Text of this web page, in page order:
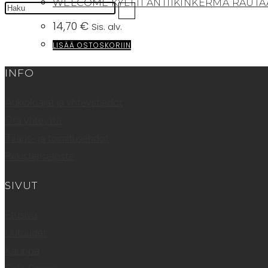
WELCOME KYLTTI ANTIIKINKERMA
14,70 € Sis. alv.
LISÄÄ OSTOSKORIIN
INFO
SIVUT